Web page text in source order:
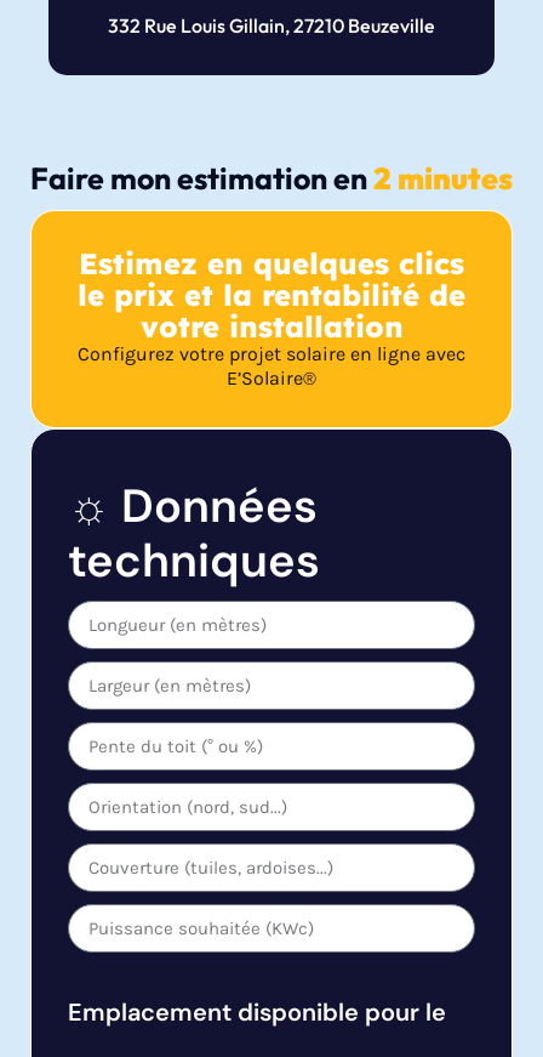
332 Rue Louis Gillain, 27210 Beuzeville
Faire mon estimation en2 minutes
☼ Données
techniques
Emplacement disponible pour le
Estimez en quelques clics
le prix et la rentabilité de
votre installation
Configurez votre projet solaire en ligne avec
E’Solaire®